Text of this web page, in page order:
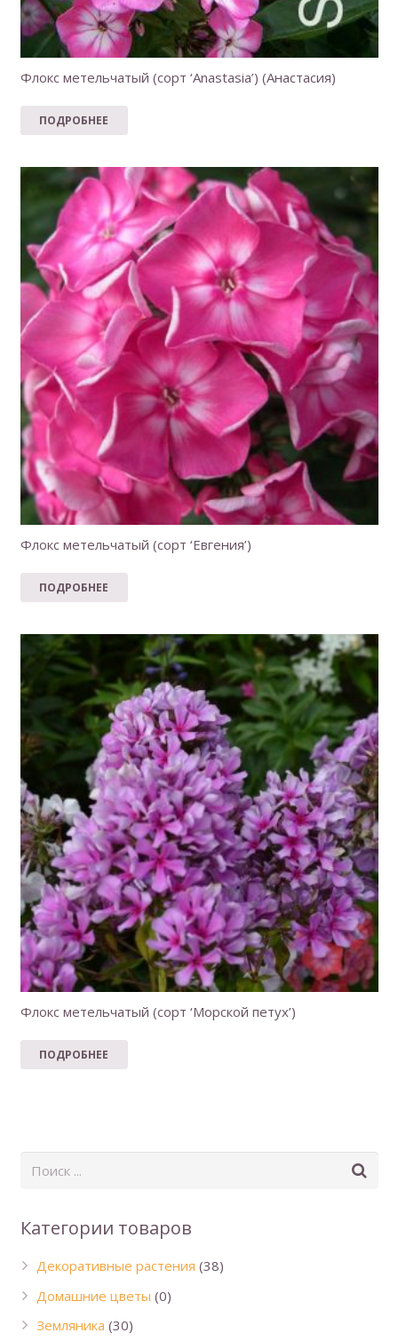
Флокс метельчатый (сорт ‘Anastasia’) (Анастасия)
ПОДРОБНЕЕ
Флокс метельчатый (сорт ‘Евгения’)
ПОДРОБНЕЕ
Флокс метельчатый (сорт ‘Морской петух’)
ПОДРОБНЕЕ
Категории товаров
Декоративные растения (38)
Домашние цветы (0)
Земляника (30)